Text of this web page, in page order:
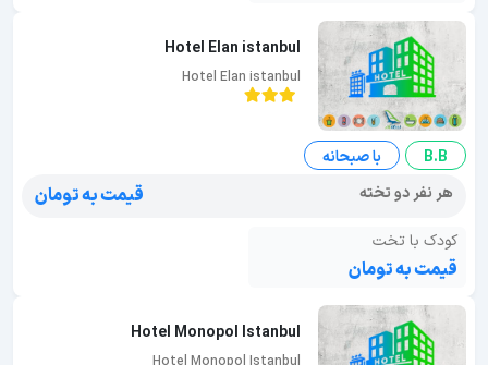
Hotel Elan istanbul
Hotel Elan istanbul
B.B
با صبحانه
هر نفر دو تخته
قیمت به تومان
کودک با تخت
قیمت به تومان
Hotel Monopol Istanbul